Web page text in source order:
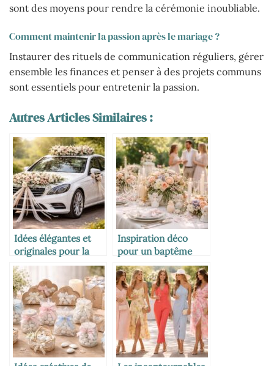
sont des moyens pour rendre la cérémonie inoubliable.
Comment maintenir la passion après le mariage ?
Instaurer des rituels de communication réguliers, gérer
ensemble les finances et penser à des projets communs
sont essentiels pour entretenir la passion.
Autres Articles Similaires :
Idées élégantes et
originales pour la
décoration de la
voiture des mariés
Inspiration déco
pour un baptême
inoubliable